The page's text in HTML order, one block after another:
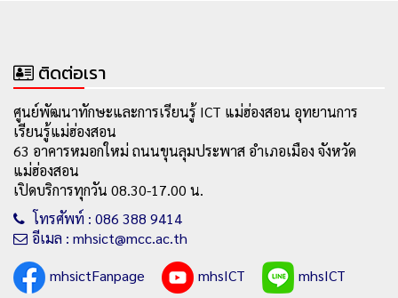
ติดต่อเรา
ศูนย์พัฒนาทักษะและการเรียนรู้ ICT แม่ฮ่องสอน อุทยานการ
เรียนรู้แม่ฮ่องสอน
63 อาคารหมอกใหม่ ถนนขุนลุมประพาส อำเภอเมือง จังหวัด
แม่ฮ่องสอน
เปิดบริการทุกวัน 08.30-17.00 น.
โทรศัพท์ : 086 388 9414
อีเมล : mhsict@mcc.ac.th
mhsictFanpage
mhsICT mhsICT